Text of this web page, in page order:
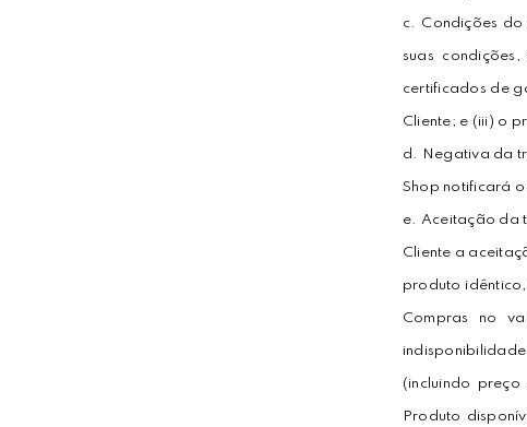
c. Condições
suas
certificados de
Cliente; e (iii) o
d. Negativa da
Shop notificará
e. Aceitação da
Cliente a
produto
Compras no
(incluindo
Produto